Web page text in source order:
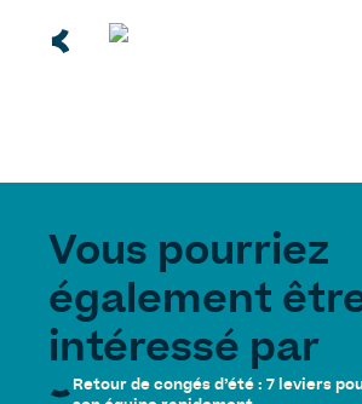
Vous pourriez
également
intéressé par
Retour de congés d’été : 7 leviers